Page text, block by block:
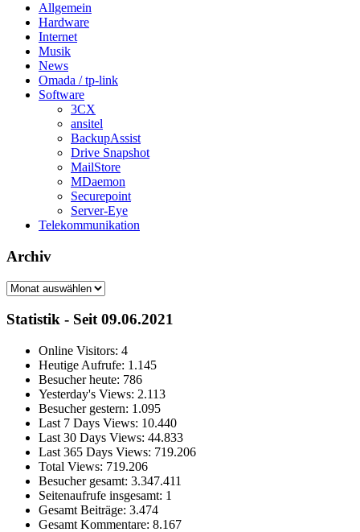
Allgemein
Hardware
Internet
Musik
News
Omada / tp-link
Software
3CX
ansitel
BackupAssist
Drive Snapshot
MailStore
MDaemon
Securepoint
Server-Eye
Telekommunikation
Archiv
Archiv
Statistik - Seit 09.06.2021
Online Visitors: 4
Heutige Aufrufe: 1.145
Besucher heute: 786
Yesterday's Views: 2.113
Besucher gestern: 1.095
Last 7 Days Views: 10.440
Last 30 Days Views: 44.833
Last 365 Days Views: 719.206
Total Views: 719.206
Besucher gesamt: 3.347.411
Seitenaufrufe insgesamt: 1
Gesamt Beiträge: 3.474
Gesamt Kommentare: 8.167